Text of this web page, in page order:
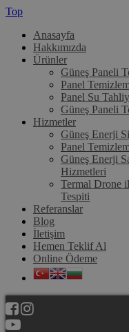
Top
Anasayfa
Hakkımızda
Ürünler
Güneş Paneli
Panel
Panel Su
Güneş Paneli
Hizmetler
Güneş Enerji
Panel
Güneş Enerji
Hizmetleri
Termal Drone
Tespiti
Referanslar
Blog
İletişim
Hemen Teklif Al
Online Ödeme